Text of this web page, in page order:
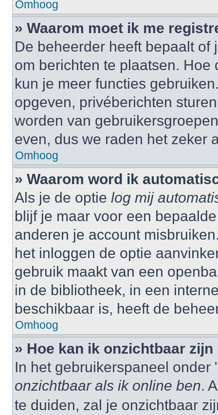
Omhoog
» Waarom moet ik me
De beheerder heeft bepaalt
om berichten te plaatsen.
kun je meer functies
opgeven, privéberichten
worden van
even, dus we raden het zeker
Omhoog
» Waarom word ik
Als je de optie log mij
blijf je maar voor een
anderen je account
het inloggen de optie
gebruik maakt van een
in de bibliotheek, in een
beschikbaar is, heeft de
Omhoog
» Hoe kan ik onzichtbaar
In het gebruikerspaneel
onzichtbaar als ik online ben.
te duiden, zal je onzichtbaar